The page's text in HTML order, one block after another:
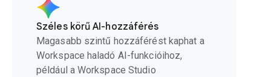
Széles körű AI-hozzáférés
Magasabb szintű hozzáférést kaphat a
Workspace haladó AI-funkcióihoz,
például a Workspace Studio